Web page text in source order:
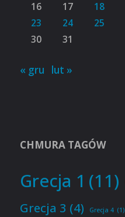
16
17 18
23
24 25
30
31
« gru lut »
CHMURA TAGÓW
Grecja 1 (11)
Grecja 3 (4) Grecja 4 (1)